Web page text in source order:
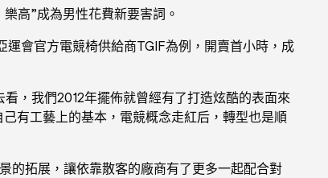
高”成為男性花費新要害詞。
運會官方電競椅供給商TGIF為例，開賣首小時，成
，我們2012年擺佈就曾經有了打造炫酷的表面來
有工藝上的基本，電競概念走紅后，轉型也是順
的拓展，讓依靠散客的廠商有了更多一起配合對